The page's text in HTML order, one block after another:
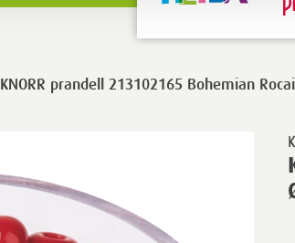
KNORR prandell 213102165 Bohemian